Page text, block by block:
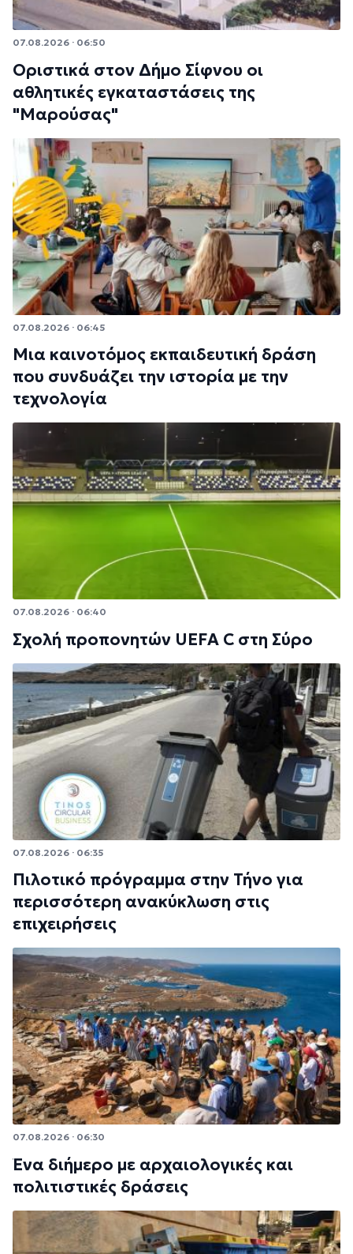
07.08.2026 · 06:50
Οριστικά στον Δήμο Σίφνου οι
αθλητικές εγκαταστάσεις της
"Μαρούσας"
07.08.2026 · 06:45
Μια καινοτόμος εκπαιδευτική δράση
που συνδυάζει την ιστορία με την
τεχνολογία
07.08.2026 · 06:40
Σχολή προπονητών UEFA C στη Σύρο
07.08.2026 · 06:35
Πιλοτικό πρόγραμμα στην Τήνο για
περισσότερη ανακύκλωση στις
επιχειρήσεις
07.08.2026 · 06:30
Ένα διήμερο με αρχαιολογικές και
πολιτιστικές δράσεις